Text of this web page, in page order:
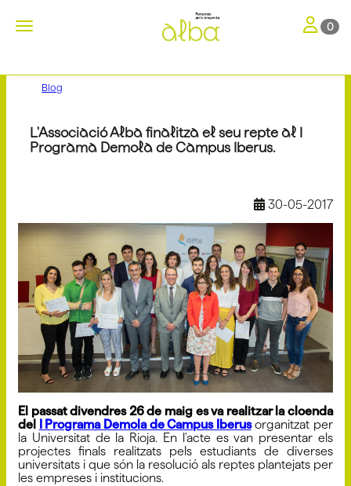
Toggle navigation Toggle
0
Blog
L'Associació Alba finalitza el seu repte al I
Programa Demola de Campus Iberus.
30-05-2017
El passat divendres 26 de maig es va realitzar la cloenda
del
I Programa Demola de Campus Iberusorganitzat per
la Universitat de la Rioja. En l'acte es van presentar els
projectes finals realitzats pels estudiants de diverses
universitats i que són la resolució als reptes plantejats per
les empreses i institucions.